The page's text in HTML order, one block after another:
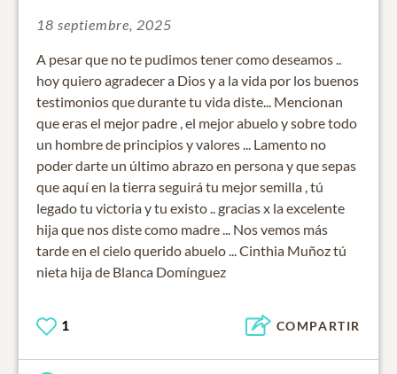
18 septiembre, 2025
A pesar que no te pudimos tener como deseamos ..
hoy quiero agradecer a Dios y a la vida por los buenos
testimonios que durante tu vida diste... Mencionan
que eras el mejor padre , el mejor abuelo y sobre todo
un hombre de principios y valores ... Lamento no
poder darte un último abrazo en persona y que sepas
que aquí en la tierra seguirá tu mejor semilla , tú
legado tu victoria y tu existo .. gracias x la excelente
hija que nos diste como madre ... Nos vemos más
tarde en el cielo querido abuelo ... Cinthia Muñoz tú
nieta hija de Blanca Domínguez
1 COMPARTIR